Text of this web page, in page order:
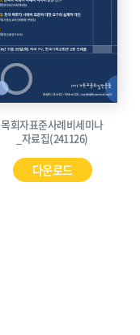
목회자표준사례비세미나
_자료집(241126)
다운로드